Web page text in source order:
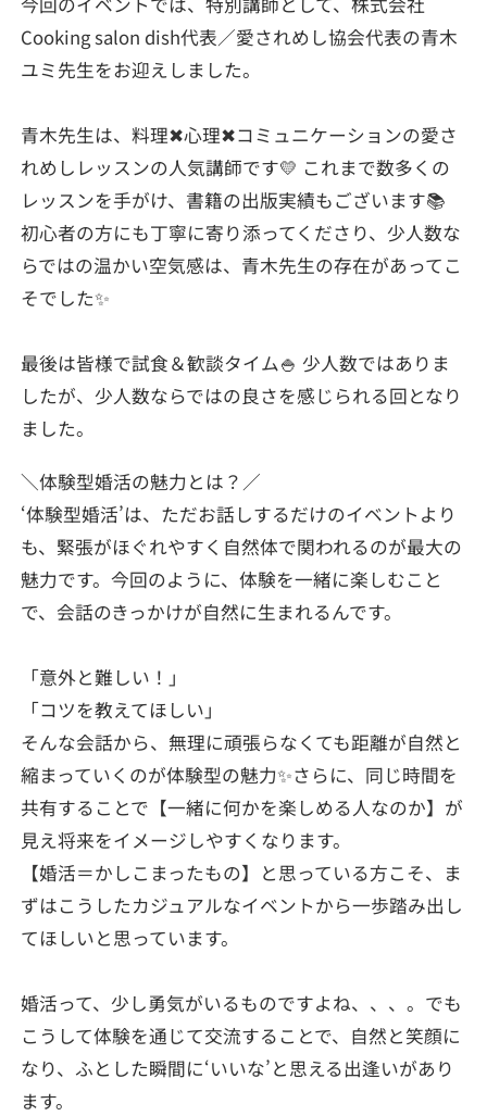
Cooking salon dish代表／愛されめし協会代表の青木
ユミ先生をお迎えしました。
青木先生は、料理✖心理✖コミュニケーションの愛さ
れめしレッスンの人気講師です💛 これまで数多くの
レッスンを手がけ、書籍の出版実績もございます📚
初心者の方にも丁寧に寄り添ってくださり、少人数な
らではの温かい空気感は、青木先生の存在があってこ
そでした✨
最後は皆様で試食＆歓談タイム🍚 少人数ではありま
したが、少人数ならではの良さを感じられる回となり
ました。
＼体験型婚活の魅力とは？／
‘体験型婚活’は、ただお話しするだけのイベントより
も、緊張がほぐれやすく自然体で関われるのが最大の
魅力です。今回のように、体験を一緒に楽しむこと
で、会話のきっかけが自然に生まれるんです。
「意外と難しい！」
「コツを教えてほしい」
そんな会話から、無理に頑張らなくても距離が自然と
縮まっていくのが体験型の魅力✨さらに、同じ時間を
共有することで【一緒に何かを楽しめる人なのか】が
見え将来をイメージしやすくなります。
【婚活＝かしこまったもの】と思っている方こそ、ま
ずはこうしたカジュアルなイベントから一歩踏み出し
てほしいと思っています。
婚活って、少し勇気がいるものですよね、、、。でも
こうして体験を通じて交流することで、自然と笑顔に
なり、ふとした瞬間に‘いいな’と思える出逢いがあり
ます。